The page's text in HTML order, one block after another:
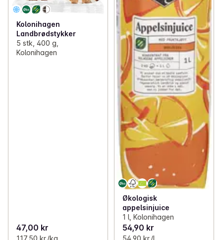
Kolonihagen
Landbrødstykker
5 stk, 400 g,
Kolonihagen
47,00 kr
117,50 kr /kg
Økologisk
appelsinjuice
1 l, Kolonihagen
54,90 kr
54,90 kr /l